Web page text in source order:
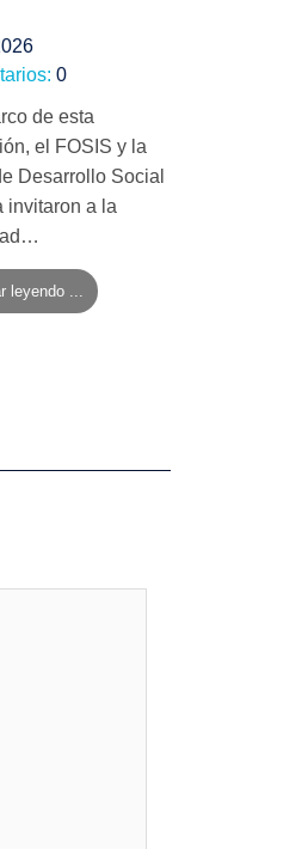
0
de esta
el FOSIS y la
Desarrollo Social
invitaron a la
leyendo ...